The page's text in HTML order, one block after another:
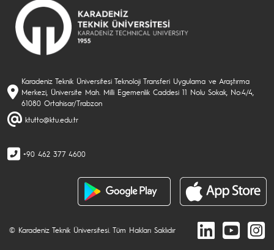
Karadeniz Teknik Üniversitesi Teknoloji Transferi Uygulama ve Araştırma
Merkezi, Üniversite Mah. Milli Egemenlik Caddesi 11 Nolu Sokak, No:4/4,
61080 Ortahisar/Trabzon
ktutto@ktu.edu.tr
+90 462 377 4600
© Karadeniz Teknik Üniversitesi. Tüm Hakları Saklıdır